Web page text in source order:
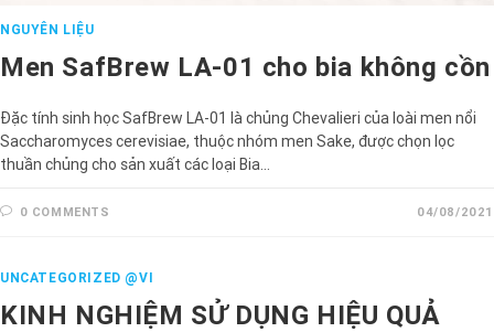
NGUYÊN LIỆU
Men SafBrew LA-01 cho bia không cồn
Đặc tính sinh học SafBrew LA-01 là chủng Chevalieri của loài men nổi
Saccharomyces cerevisiae, thuộc nhóm men Sake, được chọn lọc
thuần chủng cho sản xuất các loại Bia…
0 COMMENTS 04/08/2021
UNCATEGORIZED @VI
KINH NGHIỆM SỬ DỤNG HIỆU QUẢ